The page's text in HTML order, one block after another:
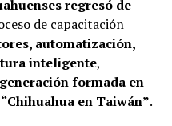
regresó de
de capacitación
automatización,
inteligente,
formada en
“Chihuahua en Taiwán”.